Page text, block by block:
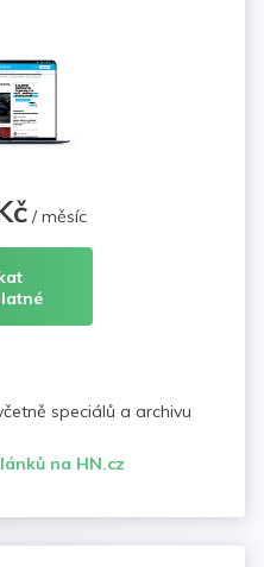
/ měsíc
speciálů a archivu
na HN.cz